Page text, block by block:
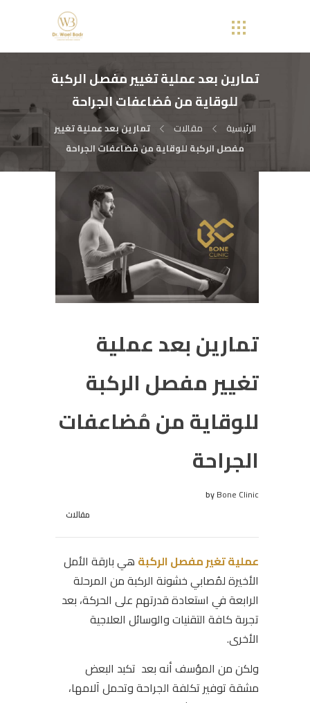
تمارين بعد عملية تغيير مفصل الركبة
للوقاية من مُضاعفات الجراحة
الرئيسية مقالات
تمارين بعد عملية تغيير
مفصل الركبة للوقاية من مُضاعفات الجراحة
تمارين بعد عملية
تغيير مفصل الركبة
للوقاية من مُضاعفات
الجراحة
byBone Clinic
مقالات
عملية تغير مفصل الركبة هي بارقة الأمل
الأخيرة لمُصابي خشونة الركبة من المرحلة
الرابعة في استعادة قدرتهم على الحركة، بعد
تجربة كافة التقنيات والوسائل العلاجية
الأخرى.
ولكن من المؤسف أنه بعد تكبد البعض
مشقة توفير تكلفة الجراحة وتحمل آلامها،